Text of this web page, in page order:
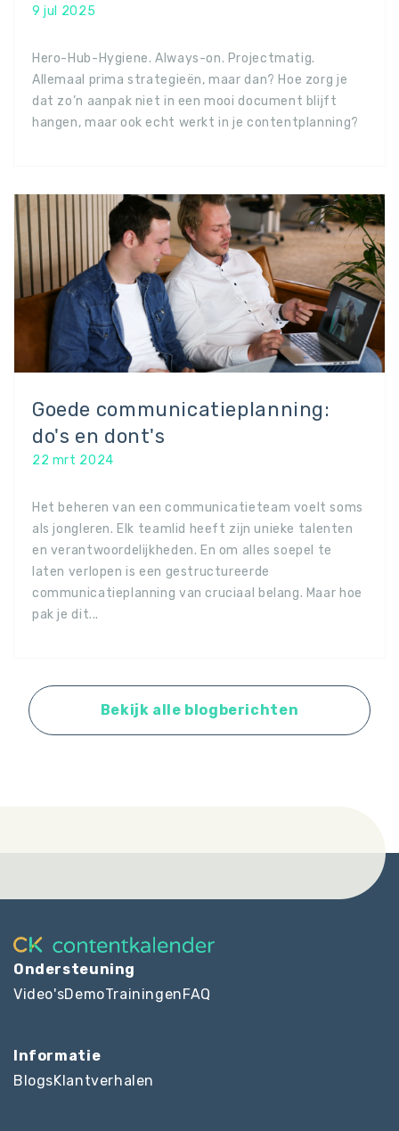
9 jul 2025
Hero-Hub-Hygiene. Always-on. Projectmatig.
Allemaal prima strategieën, maar dan? Hoe zorg je
dat zo’n aanpak niet in een mooi document blijft
hangen, maar ook echt werkt in je contentplanning?
Goede communicatieplanning:
do's en dont's
22 mrt 2024
Het beheren van een communicatieteam voelt soms
als jongleren. Elk teamlid heeft zijn unieke talenten
en verantwoordelijkheden. En om alles soepel te
laten verlopen is een gestructureerde
communicatieplanning van cruciaal belang. Maar hoe
pak je dit...
Bekijk alle blogberichten
Ondersteuning
Video'sDemoTrainingenFAQ
Informatie
BlogsKlantverhalen